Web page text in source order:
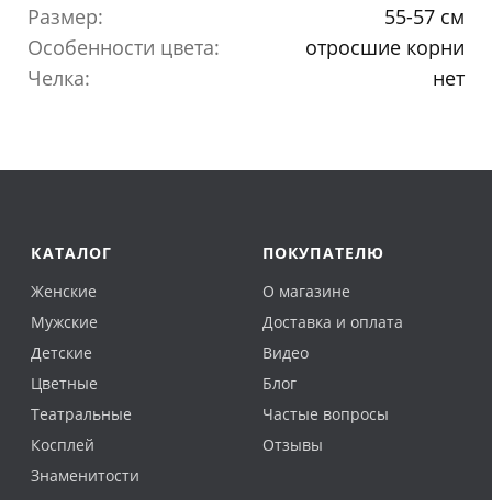
Размер:
55-57 см
Особенности цвета:
отросшие корни
Челка:
нет
КАТАЛОГ
Женские
Мужские
Детские
Цветные
Театральные
Косплей
Знаменитости
ПОКУПАТЕЛЮ
О магазине
Доставка и оплата
Видео
Блог
Частые вопросы
Отзывы